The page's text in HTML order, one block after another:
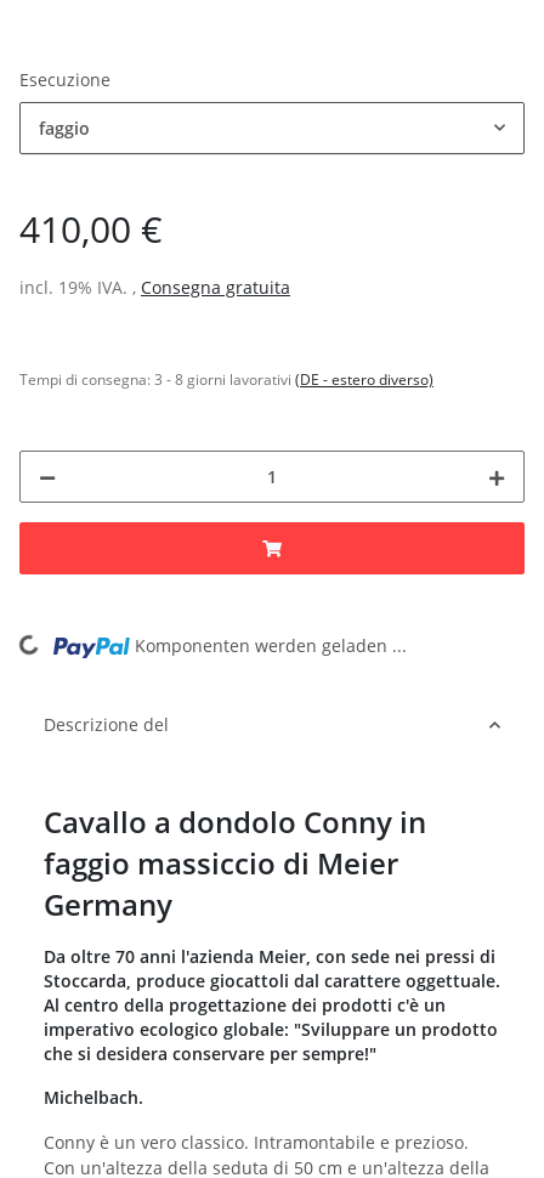
Esecuzione
faggio
410,00 €
incl. 19% IVA. , Consegna gratuita
Tempi di consegna:3 - 8 giorni lavorativi (DE - estero diverso)
Loading... Komponenten werden geladen ...
Descrizione del
Cavallo a dondolo Conny in
faggio massiccio di Meier
Germany
Da oltre 70 anni l'azienda Meier, con sede nei pressi di
Stoccarda, produce giocattoli dal carattere oggettuale.
Al centro della progettazione dei prodotti c'è un
imperativo ecologico globale: "Sviluppare un prodotto
che si desidera conservare per sempre!"
Michelbach.
Conny è un vero classico. Intramontabile e prezioso.
Con un'altezza della seduta di 50 cm e un'altezza della